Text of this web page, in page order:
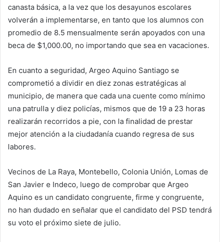
canasta básica, a la vez que los desayunos escolares
volverán a implementarse, en tanto que los alumnos con
promedio de 8.5 mensualmente serán apoyados con una
beca de $1,000.00, no importando que sea en vacaciones.
En cuanto a seguridad, Argeo Aquino Santiago se
comprometió a dividir en diez zonas estratégicas al
municipio, de manera que cada una cuente como mínimo
una patrulla y diez policías, mismos que de 19 a 23 horas
realizarán recorridos a pie, con la finalidad de prestar
mejor atención a la ciudadanía cuando regresa de sus
labores.
Vecinos de La Raya, Montebello, Colonia Unión, Lomas de
San Javier e Indeco, luego de comprobar que Argeo
Aquino es un candidato congruente, firme y congruente,
no han dudado en señalar que el candidato del PSD tendrá
su voto el próximo siete de julio.